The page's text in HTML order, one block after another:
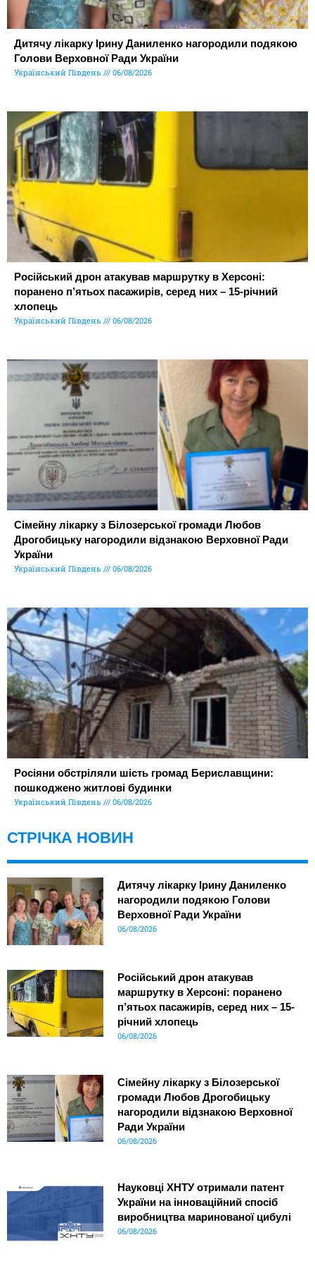
Дитячу лікарку Ірину Даниленко нагородили подякою
Голови Верховної Ради України
Український Південь 06/08/2026
Російський дрон атакував маршрутку в Херсоні:
поранено п’ятьох пасажирів, серед них – 15-річний
хлопець
Український Південь 06/08/2026
Сімейну лікарку з Білозерської громади Любов
Дрогобицьку нагородили відзнакою Верховної Ради
України
Український Південь 06/08/2026
Росіяни обстріляли шість громад Бериславщини:
пошкоджено житлові будинки
Український Південь 06/08/2026
СТРІЧКА НОВИН
Дитячу лікарку Ірину Даниленко
нагородили подякою Голови
Верховної Ради України
06/08/2026
Російський дрон атакував
маршрутку в Херсоні: поранено
п’ятьох пасажирів, серед них – 15-
річний хлопець
06/08/2026
Сімейну лікарку з Білозерської
громади Любов Дрогобицьку
нагородили відзнакою Верховної
Ради України
06/08/2026
Науковці ХНТУ отримали патент
України на інноваційний спосіб
виробництва маринованої цибулі
06/08/2026